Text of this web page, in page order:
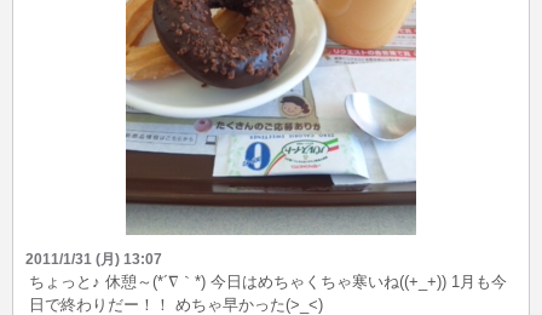
2011/1/31 (月) 13:07
ちょっと♪ 休憩～(*´∇｀*) 今日はめちゃくちゃ寒いね((+_+)) 1月も今
日で終わりだー！！ めちゃ早かった(>_<)